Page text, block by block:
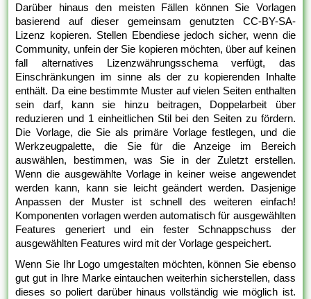
Darüber hinaus den meisten Fällen können Sie Vorlagen
basierend auf dieser gemeinsam genutzten CC-BY-SA-
Lizenz kopieren. Stellen Ebendiese jedoch sicher, wenn die
Community, unfein der Sie kopieren möchten, über auf keinen
fall alternatives Lizenzwährungsschema verfügt, das
Einschränkungen im sinne als der zu kopierenden Inhalte
enthält. Da eine bestimmte Muster auf vielen Seiten enthalten
sein darf, kann sie hinzu beitragen, Doppelarbeit über
reduzieren und 1 einheitlichen Stil bei den Seiten zu fördern.
Die Vorlage, die Sie als primäre Vorlage festlegen, und die
Werkzeugpalette, die Sie für die Anzeige im Bereich
auswählen, bestimmen, was Sie in der Zuletzt erstellen.
Wenn die ausgewählte Vorlage in keiner weise angewendet
werden kann, kann sie leicht geändert werden. Dasjenige
Anpassen der Muster ist schnell des weiteren einfach!
Komponenten vorlagen werden automatisch für ausgewählten
Features generiert und ein fester Schnappschuss der
ausgewählten Features wird mit der Vorlage gespeichert.
Wenn Sie Ihr Logo umgestalten möchten, können Sie ebenso
gut gut in Ihre Marke eintauchen weiterhin sicherstellen, dass
dieses so poliert darüber hinaus vollständig wie möglich ist.